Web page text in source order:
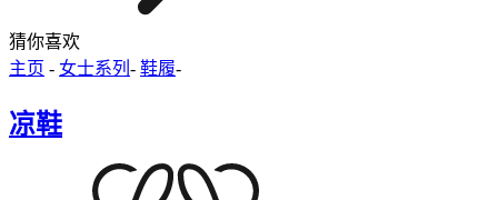
猜你喜欢
主页 - 女士系列 - 鞋履-
凉鞋